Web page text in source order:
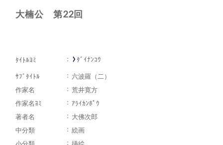
大楠公 第22回
ﾀｲﾄﾙﾖﾐ ﾀﾞｲﾅﾝｺｳ
ｻﾌﾞﾀｲﾄﾙ
六波羅（二）
作家名
荒井寛方
作家名ﾖﾐ
ｱﾗｲｶﾝﾎﾟｳ
著者名
大佛次郎
中分類
絵画